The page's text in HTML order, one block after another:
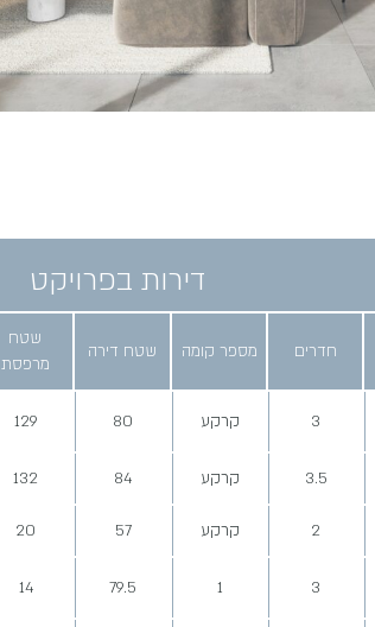
דירות בפרויקט
חדרים מספר קומה שטח דירה
שטח
מרפסת
3 קרקע 80
129
3.5 קרקע 84
132
2 קרקע 57
20
3
1
79.5
14